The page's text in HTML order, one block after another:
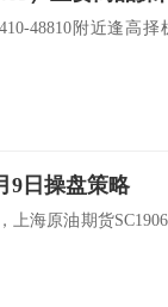
48810附近逢高
9日操盘策略
上海原油期货